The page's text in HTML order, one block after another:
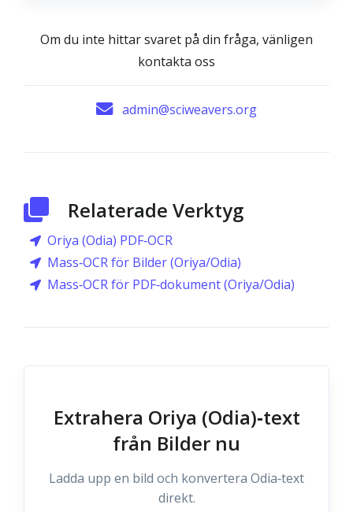
Om du inte hittar svaret på din fråga, vänligen
kontakta oss
admin@sciweavers.org
Relaterade Verktyg
Oriya (Odia) PDF‑OCR
Mass‑OCR för Bilder (Oriya/Odia)
Mass‑OCR för PDF‑dokument (Oriya/Odia)
Extrahera Oriya (Odia)‑text
från Bilder nu
Ladda upp en bild och konvertera Odia‑text
direkt.